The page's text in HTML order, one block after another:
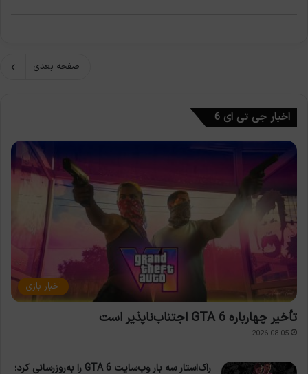
صفحه بعدی
اخبار جی تی ای 6
اخبار بازی
تأخیر چهارباره GTA 6 اجتناب‌ناپذیر است
2026-08-05
راک‌استار سه بار وب‌سایت GTA 6 را به‌روزرسانی کرد؛